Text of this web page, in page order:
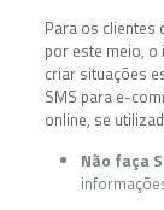
Para os clientes
por este meio, o
criar situações
SMS para e-
online, se
Não faça